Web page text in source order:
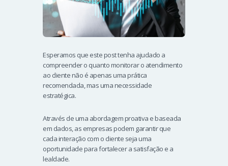
Esperamos que este post tenha ajudado a
compreender o quanto monitorar o atendimento
ao cliente não é apenas uma prática
recomendada, mas uma necessidade
estratégica.
Através de uma abordagem proativa e baseada
em dados, as empresas podem garantir que
cada interação com o cliente seja uma
oportunidade para fortalecer a satisfação e a
lealdade.